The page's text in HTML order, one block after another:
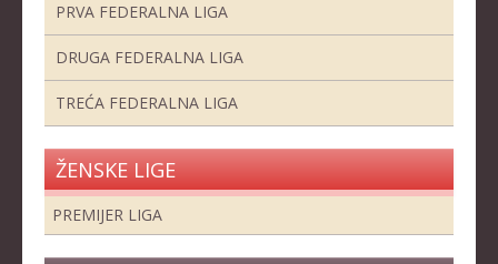
PRVA FEDERALNA LIGA
DRUGA FEDERALNA LIGA
TREĆA FEDERALNA LIGA
ŽENSKE LIGE
PREMIJER LIGA